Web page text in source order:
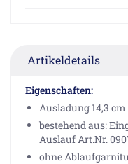
Artikeldetails
Eigenschaften:
Ausladung 14,3 cm
bestehend aus:
Auslauf Art.Nr.
ohne